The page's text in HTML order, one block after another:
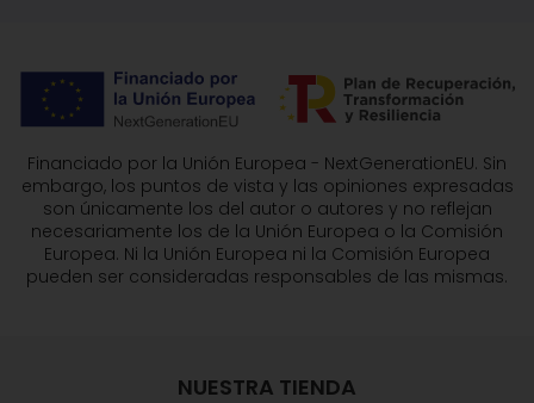
Financiado por la Unión Europea - NextGenerationEU. Sin
embargo, los puntos de vista y las opiniones expresadas
son únicamente los del autor o autores y no reflejan
necesariamente los de la Unión Europea o la Comisión
Europea. Ni la Unión Europea ni la Comisión Europea
pueden ser consideradas responsables de las mismas.
NUESTRA TIENDA